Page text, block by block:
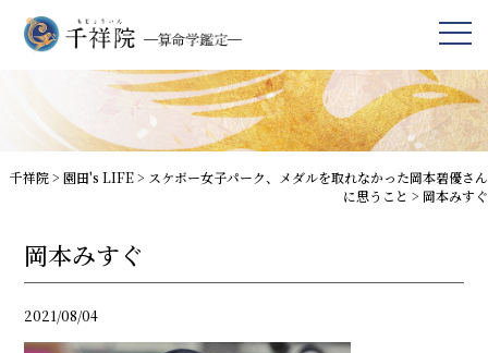
千祥院> 園田's LIFE> スケボー女子パーク、メダルを取れなかった岡本碧優さん
に思うこと > 岡本みすぐ
岡本みすぐ
2021/08/04